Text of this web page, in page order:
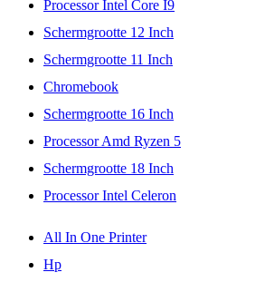
Processor Intel Core I9
Schermgrootte 12 Inch
Schermgrootte 11 Inch
Chromebook
Schermgrootte 16 Inch
Processor Amd Ryzen 5
Schermgrootte 18 Inch
Processor Intel Celeron
All In One Printer
Hp